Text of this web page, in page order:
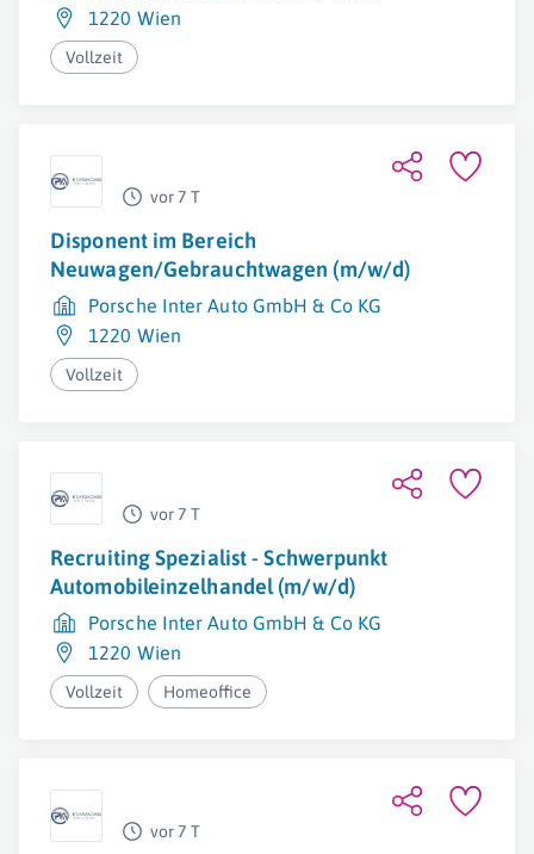
1220 Wien
Vollzeit
vor 7 T
Disponent im Bereich
Neuwagen/Gebrauchtwagen (m/w/d)
Porsche Inter Auto GmbH & Co KG
1220 Wien
Vollzeit
vor 7 T
Recruiting Spezialist - Schwerpunkt
Automobileinzelhandel (m/w/d)
Porsche Inter Auto GmbH & Co KG
1220 Wien
Vollzeit Homeoffice
vor 7 T